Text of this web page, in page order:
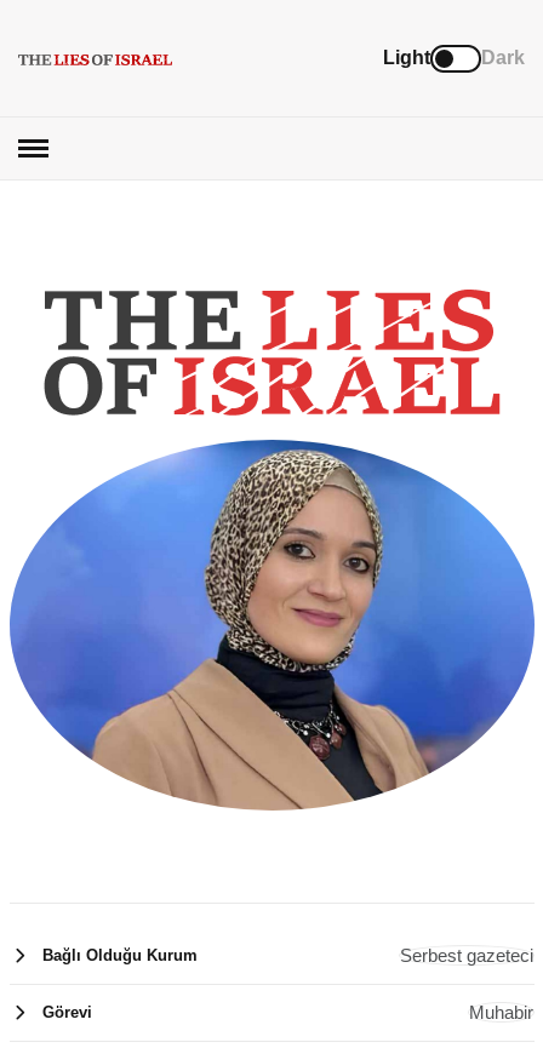
Light Dark
Bağlı Olduğu Kurum Serbest gazeteci
Görevi Muhabir